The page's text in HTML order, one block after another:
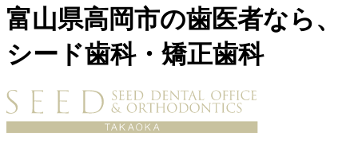
富山県高岡市の歯医者なら、
シード歯科・矯正歯科